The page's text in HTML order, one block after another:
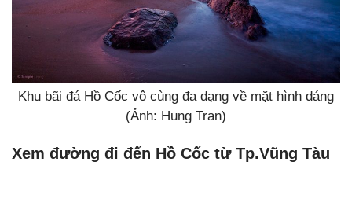
Khu bãi đá Hồ Cốc vô cùng đa dạng về mặt hình dáng
(Ảnh: Hung Tran)
Xem đường đi đến Hồ Cốc từ Tp.Vũng Tàu